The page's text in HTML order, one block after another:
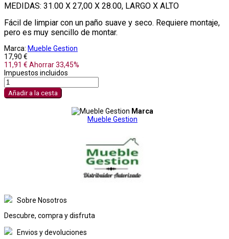
MEDIDAS: 31.00 X 27,00 X 28.00, LARGO X ALTO
Fácil de limpiar con un paño suave y seco. Requiere montaje,
pero es muy sencillo de montar.
Marca: Mueble Gestion
17,90 €
11,91 € Ahorrar 33,45%
Impuestos incluidos
Añadir a la cesta
Marca
Mueble Gestion
Sobre Nosotros
Descubre, compra y disfruta
Envios y devoluciones